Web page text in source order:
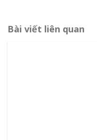
Bài viết liên quan